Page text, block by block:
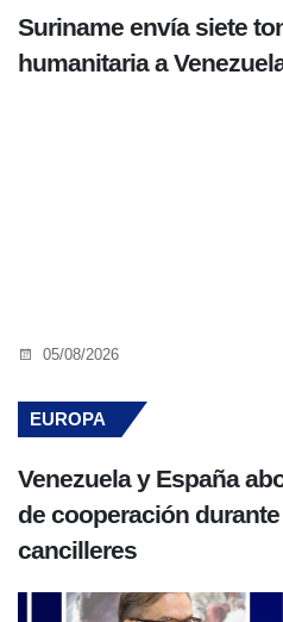
Suriname envía siete
humanitaria a
05/08/2026
EUROPA
Venezuela y España
de cooperación
cancilleres